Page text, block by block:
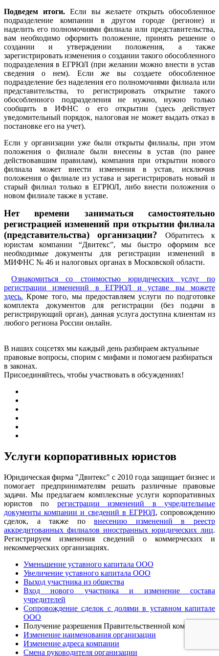
Подведем итоги.Если вы желаете открыть обособленное
подразделение компании в другом городе (регионе) и
наделить его полномочиями филиала или представительства,
вам необходимо оформить положение, принять решение о
создании и утверждении положения, а также
зарегистрировать изменения о создании такого обособленного
подразделения в ЕГРЮЛ (при желании можно внести в устав
сведения о нем). Если же вы создаете обособленное
подразделение без наделения его полномочиями филиала или
представительства, то регистрировать открытие такого
обособленного подразделения не нужно, нужно только
сообщить в ИФНС о его открытии (здесь действует
уведомительный порядок, налоговая не может выдать отказ в
постановке его на учет).
Если у организации уже были открыты филиалы, при этом
положения о филиале были внесены в устав (по ранее
действовавшим правилам), компания при открытии нового
филиала может внести изменения в устав, исключив
положения о филиале из устава и зарегистрировать новый и
старый филиал только в ЕГРЮЛ, либо внести положения о
новом филиале также в уставе.
Нет времени заниматься самостоятельно
регистрацией изменений при открытии филиала
(представительства) организации?
Обратитесь к
юристам компании “Двитекс”, мы быстро оформим все
необходимые документы для регистрации изменений в
МИФНС № 46 и налоговых органах в Московской области.
Ознакомиться со стоимостью юридических услуг по
регистрации изменений в ЕГРЮЛ и уставе вы можете
здесь. Кроме того, мы предоставляем услуги по подготовке
комплекта документов для регистрации (без подачи в
регистрирующий орган), данная услуга доступна клиентам из
любого региона России онлайн.
В наших соцсетях мы каждый день разбираем актуальные
правовые вопросы, спорим с мифами и помогаем разбираться
в законах.
Присоединяйтесь, чтобы участвовать в обсуждениях!
Услуги корпоративных юристов
Юридическая фирма "Двитекс" с 2010 года защищает бизнес и
помогает предпринимателям решать различные правовые
задачи. Мы предлагаем комплексные услуги корпоративных
юристов по регистрации изменений в учредительные
документы компании и сведений в ЕГРЮЛ, сопровождению
сделок, а также повнесению изменений в реестр
аккредитованных филиалов иностранных юридических лиц.
Регистрируем изменения сведений о коммерческих и
некоммерческих организациях.
Уменьшение уставного капитала ООО
Увеличение уставного капитала ООО
Выход участника из общества
Вход нового участника и изменение состава
учредителей
Сопровождение сделок с долями в уставном капитале
ООО
Получение разрешения Правительственной комиссии
Изменение наименования организации
Изменение адреса компании
Смена руководителя организации